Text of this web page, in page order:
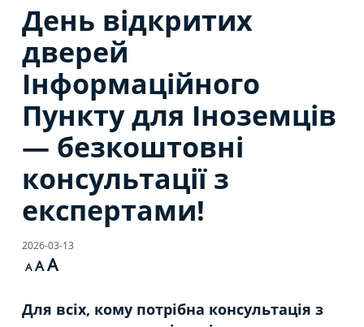
День відкритих
дверей
Інформаційного
Пункту для Iноземців
— безкоштовні
консультації з
експертами!
2026-03-13
A AA
Для всіх, кому потрібна консультація з